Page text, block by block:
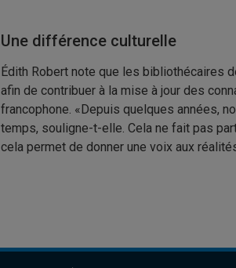
Une différence culturelle
Édith Robert note que les bibliothécaires
afin de contribuer à la mise à jour des
francophone. «Depuis quelques années,
temps, souligne-t-elle. Cela ne fait pas
cela permet de donner une voix aux